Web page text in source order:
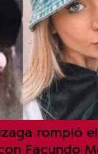
rompió
Facundo